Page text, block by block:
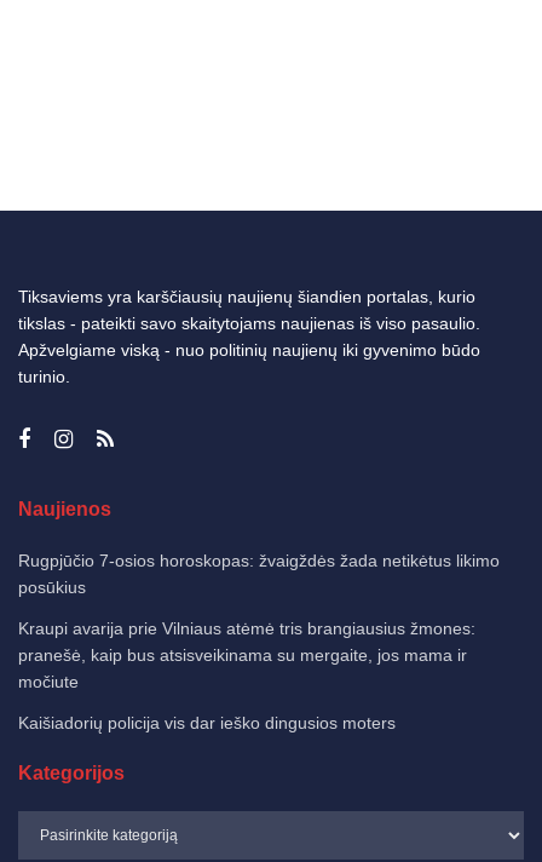
Tiksaviems yra karščiausių naujienų šiandien portalas, kurio
tikslas - pateikti savo skaitytojams naujienas iš viso pasaulio.
Apžvelgiame viską - nuo politinių naujienų iki gyvenimo būdo
turinio.
Naujienos
Rugpjūčio 7-osios horoskopas: žvaigždės žada netikėtus likimo
posūkius
Kraupi avarija prie Vilniaus atėmė tris brangiausius žmones:
pranešė, kaip bus atsisveikinama su mergaite, jos mama ir
močiute
Kaišiadorių policija vis dar ieško dingusios moters
Kategorijos